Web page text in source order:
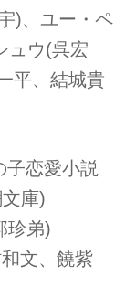
)、ユー・ペ
ュウ(呉宏
平、結城貴
子恋愛小説
庫)
珍弟)
文、饒紫